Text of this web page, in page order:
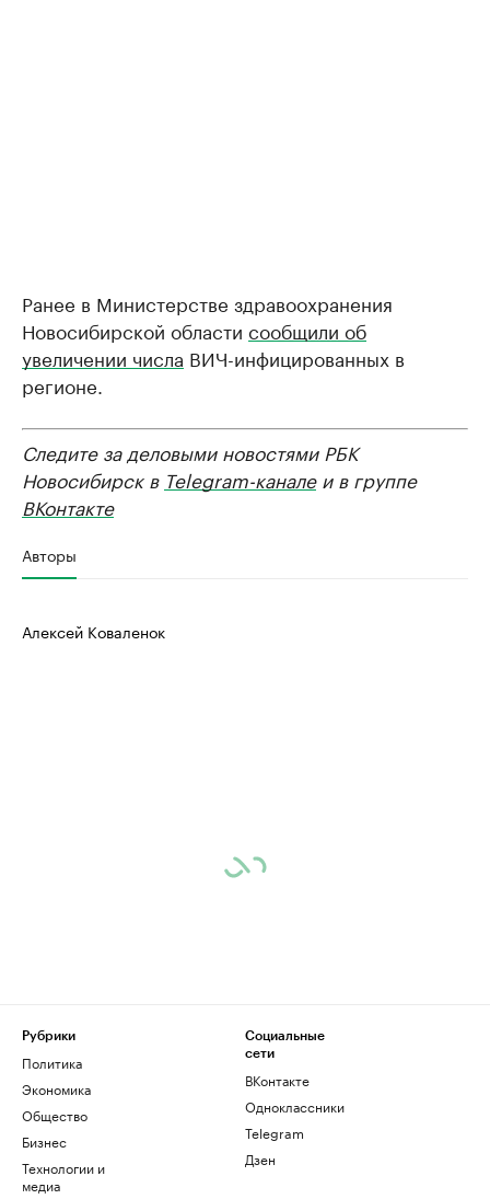
Ранее в Министерстве здравоохранения
Новосибирской области сообщили об
увеличении числа ВИЧ-инфицированных в
регионе.
Следите за деловыми новостями РБК
Новосибирск в Telegram-каналеи в группе
ВКонтакте
Авторы
Алексей Коваленок
Рубрики
Политика
Экономика
Общество
Бизнес
Технологии и
медиа
Социальные
сети
ВКонтакте
Одноклассники
Telegram
Дзен